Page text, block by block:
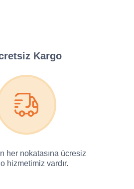
Kargo
her nokatasına ücresiz
hizmetimiz vardır.